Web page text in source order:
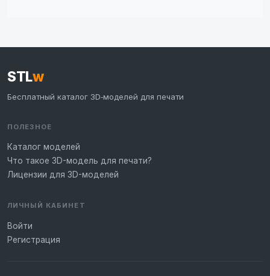
STLw
Бесплатный каталог 3D‑моделей для печати
ПОЛЕЗНОЕ
Каталог моделей
Что такое 3D-модель для печати?
Лицензии для 3D-моделей
ЛИЧНЫЙ КАБИНЕТ
Войти
Регистрация